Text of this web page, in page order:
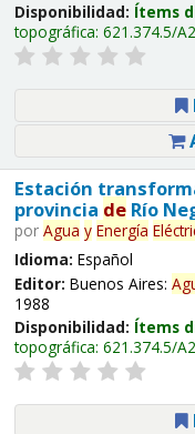
Disponibilidad: Ítems
topográfica: 621.374.5/
Estación
provincia deRío
por Agua y Energía
Idioma: Español
Editor: Buenos Aires:
1988
Disponibilidad: Ítems
topográfica: 621.374.5/